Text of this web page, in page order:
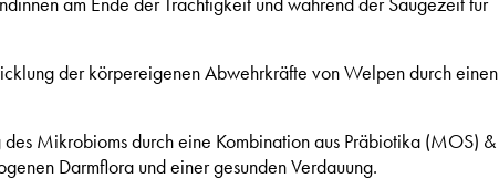
der körpereigenen Abwehrkräfte von Welpen durch einen
Mikrobioms durch eine Kombination aus Präbiotika (MOS) &
Darmflora und einer gesunden Verdauung.